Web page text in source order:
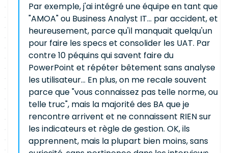
Par exemple, j'ai intégré une équipe en tant que
"AMOA" ou Business Analyst IT... par accident, et
heureusement, parce qu'il manquait quelqu'un
pour faire les specs et consolider les UAT. Par
contre 10 péquins qui savent faire du
PowerPoint et répéter bêtement sans analyse
les utilisateur... En plus, on me recale souvent
parce que "vous connaissez pas telle norme, ou
telle truc", mais la majorité des BA que je
rencontre arrivent et ne connaissent RIEN sur
les indicateurs et règle de gestion. OK, ils
apprennent, mais la plupart bien moins, sans